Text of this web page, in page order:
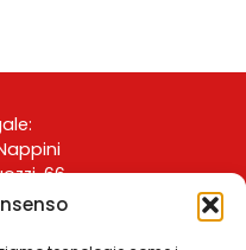
66
Lago (PG)